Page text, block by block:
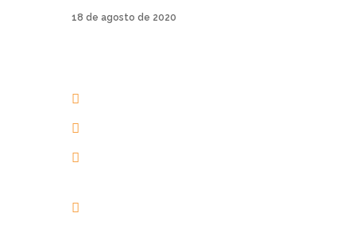
18 de agosto de 2020